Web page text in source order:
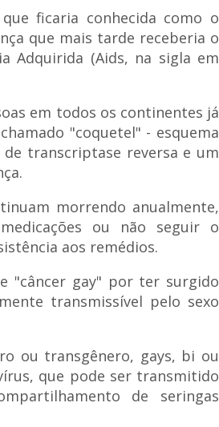
ficaria conhecida como o
que mais tarde receberia o
Adquirida (Aids, na sigla em
em todos os continentes já
"coquetel" - esquema
transcriptase reversa e um
morrendo anualmente,
ou não seguir o
aos remédios.
"câncer gay" por ter surgido
transmissível pelo sexo
ou transgênero, gays, bi ou
que pode ser transmitido
de seringas